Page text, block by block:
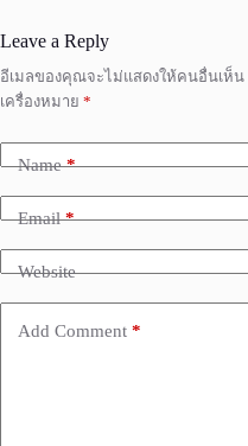
Leave a Reply
อีเมลของคุณจะไม่แสดงให้คนอื่นเห็น
เครื่องหมาย *
Name*
Email*
Website
Add Comment *